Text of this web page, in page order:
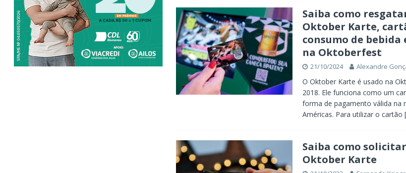
Saiba como
Oktober Karte,
consumo de
na Oktoberfest
21/10/2024 Alexandre
O Oktober Karte é usado na
2018. Ele funciona como um
forma de pagamento válida na
Américas. Para utilizar o cartão
Saiba como
Oktober Karte